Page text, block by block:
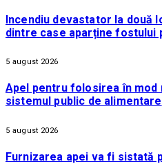
Incendiu devastator la două
dintre case aparține fostului
5 august 2026
Apel pentru folosirea în
sistemul public de alimentare
5 august 2026
Furnizarea apei va fi sistată